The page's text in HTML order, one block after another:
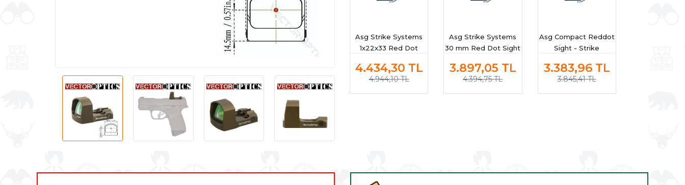
Asg Strike Systems
1x22x33 Red Dot
4.434,30 TL
4.944,10 TL
Asg Strike Systems
30 mm Red Dot Sight
3.897,05 TL
4.394,75 TL
Asg Compact Reddot
Sight - Strike
3.383,96 TL
3.845,41 TL